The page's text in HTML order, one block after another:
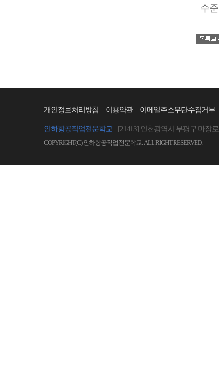
수
개인정보처리방침 이용약관 이메일주소무단수집거부
인하항공직업전문학교 [21413] 인천광역시 부평구 마장
COPYRIGHT(C) 인하항공직업전문학교. ALL RIGHT RESERVED.